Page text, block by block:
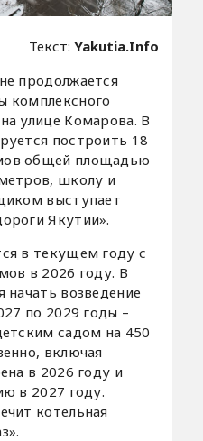
Текст:Yakutia.Info
продолжается
комплексного
улице Комарова. В
построить 18
общей площадью
школу и
выступает
Якутии».
в текущем году с
в 2026 году. В
начать возведение
по 2029 годы –
садом на 450
включая
в 2026 году и
в 2027 году.
котельная